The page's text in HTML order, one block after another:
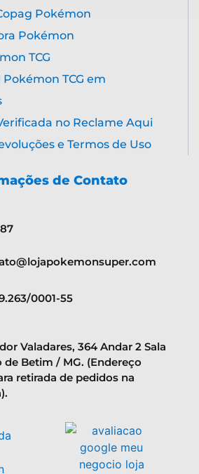
Pokémon
Pokémon
TCG
TCG em
no Reclame Aqui
e Termos de Uso
de Contato
0001-55
Valadares, 364 Andar 2 Sala
de Betim / MG. (Endereço
retirada de pedidos na